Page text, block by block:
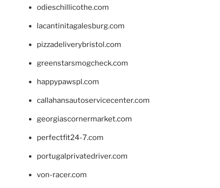
odieschillicothe.com
lacantinitagalesburg.com
pizzadeliverybristol.com
greenstarsmogcheck.com
happypawspl.com
callahansautoservicecenter.com
georgiascornermarket.com
perfectfit24-7.com
portugalprivatedriver.com
von-racer.com